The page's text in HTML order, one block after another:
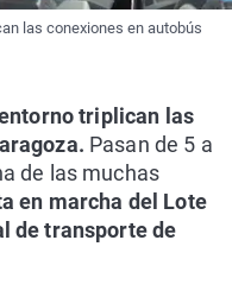
las conexiones en autobús
triplican las
Pasan de 5 a
de las muchas
en marcha del Lote
de transporte de